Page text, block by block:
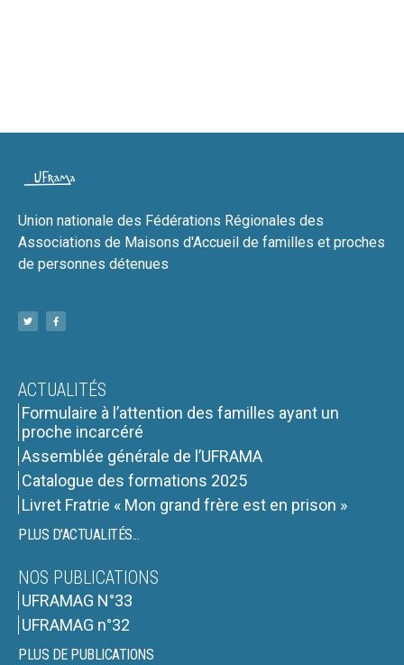
Union nationale des Fédérations Régionales des
Associations de Maisons d'Accueil de familles et proches
de personnes détenues
ACTUALITÉS
Formulaire à l’attention des familles ayant un
proche incarcéré
Assemblée générale de l’UFRAMA
Catalogue des formations 2025
Livret Fratrie « Mon grand frère est en prison »
PLUS D'ACTUALITÉS...
NOS PUBLICATIONS
UFRAMAG N°33
UFRAMAG n°32
PLUS DE PUBLICATIONS